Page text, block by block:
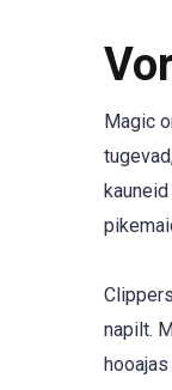
Magic
napilt.